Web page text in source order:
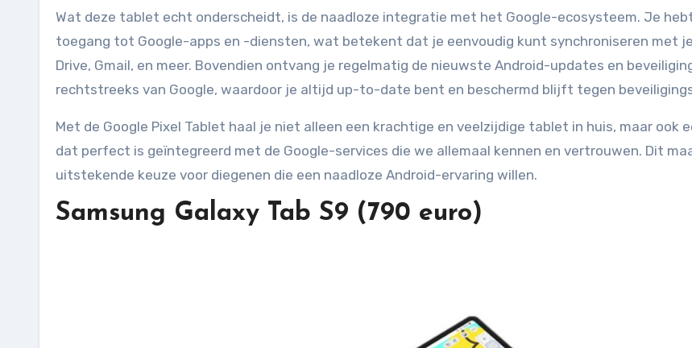
Wat deze tablet echt onderscheidt, is de naadloze integratie met het Google-ecosysteem. Je
toegang tot Google-apps en -diensten, wat betekent dat je eenvoudig kunt synchroniseren met
Drive, Gmail, en meer. Bovendien ontvang je regelmatig de nieuwste Android-updates en
rechtstreeks van Google, waardoor je altijd up-to-date bent en beschermd blijft tegen
Met de Google Pixel Tablet haal je niet alleen een krachtige en veelzijdige tablet in huis, maar ook
dat perfect is geïntegreerd met de Google-services die we allemaal kennen en vertrouwen. Dit
uitstekende keuze voor diegenen die een naadloze Android-ervaring willen.
Samsung Galaxy Tab S9 (790 euro)